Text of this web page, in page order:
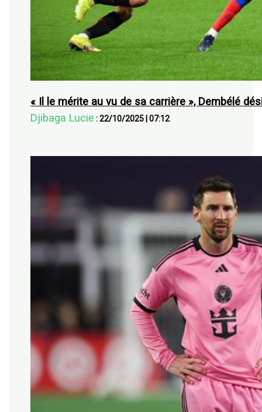
« Il le mérite au vu de sa carrière », Dembélé
Djibaga Lucie :22/10/2025 |07:12